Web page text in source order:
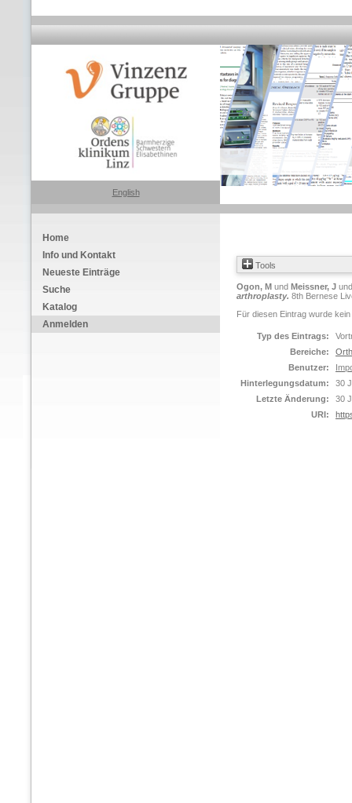
English
Home
Info und Kontakt
Neueste Einträge
Suche
Katalog
Anmelden
Tools
Ogon, M und Meissner, J
arthroplasty. 8th Bernese
Für diesen Eintrag wurde
Typ des Eintrags:
Bereiche:
Benutzer:
Hinterlegungsdatum:
30
Letzte Änderung:
30
URI: